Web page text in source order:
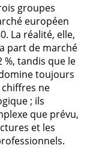
groupes
européen
La réalité, elle,
part de marché
%, tandis que le
toujours
chiffres ne
; ils
que prévu,
et les